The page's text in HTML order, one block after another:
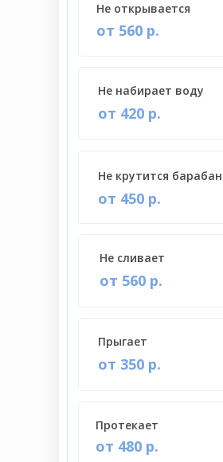
от 420 р.
Не набирает воду
от 450 р.
Не крутится барабан
от 560 р.
Не открывается
от 560 р.
Не сливает
от 480 р.
Протекает
от 350 р.
Прыгает